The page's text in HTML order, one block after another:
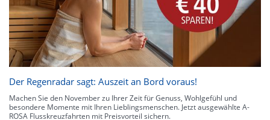
Der Regenradar sagt: Auszeit an Bord voraus!
Machen Sie den November zu Ihrer Zeit für Genuss, Wohlgefühl und
besondere Momente mit Ihren Lieblingsmenschen. Jetzt ausgewählte A-
ROSA Flusskreuzfahrten mit Preisvorteil sichern.